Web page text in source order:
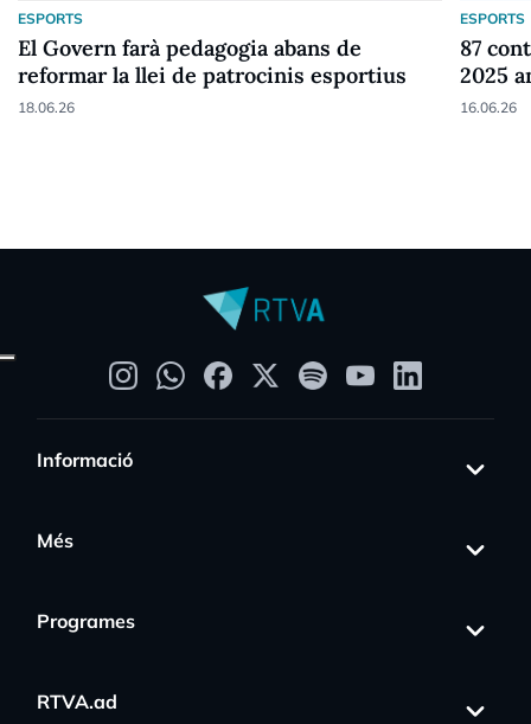
ESPORTS
El Govern farà pedagogia abans de
reformar la llei de patrocinis esportius
18.06.26
ESPORTS
87
2025
16.06.26
Informació
Més
Programes
RTVA.ad